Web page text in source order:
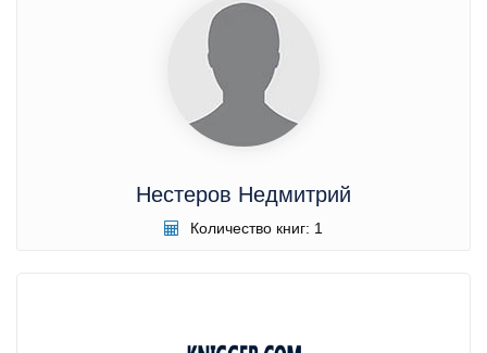
Нестеров Недмитрий
Количество книг: 1